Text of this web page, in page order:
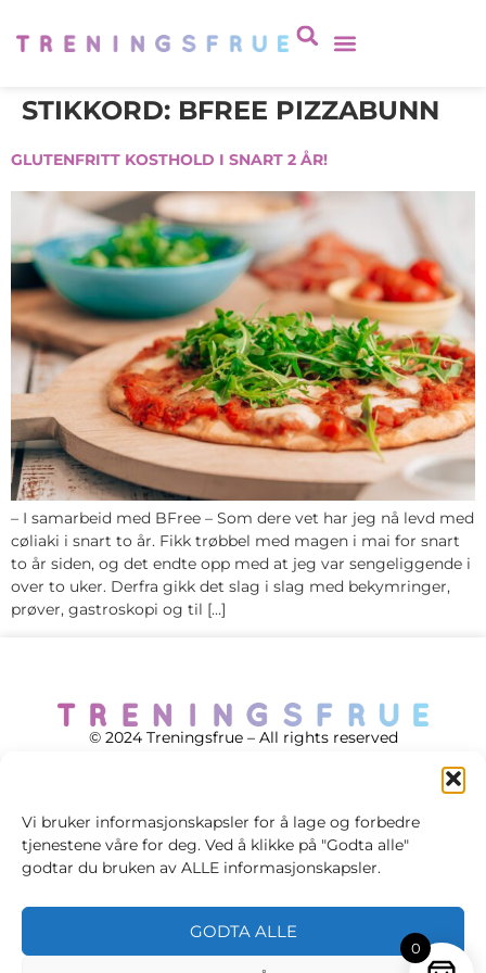
Vi bruker informasjonskapsler for å lage og forbedre
tjenestene våre for deg. Ved å klikke på "Godta alle"
godtar du bruken av ALLE informasjonskapsler.
GODTA ALLE
STIKKORD: BFREE PIZZABUNN
GLUTENFRITT KOSTHOLD I SNART 2 ÅR!
– I samarbeid med BFree – Som dere vet har jeg nå levd med
cøliaki i snart to år. Fikk trøbbel med magen i mai for snart
to år siden, og det endte opp med at jeg var sengeliggende i
over to uker. Derfra gikk det slag i slag med bekymringer,
prøver, gastroskopi og til […]
© 2024 Treningsfrue – All rights reserved
Cookie policy
Personvernsvilkår
0